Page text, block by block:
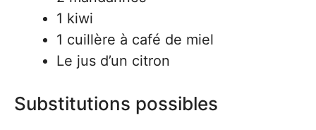
1 kiwi
1 cuillère à café de miel
Le jus d’un citron
Substitutions possibles